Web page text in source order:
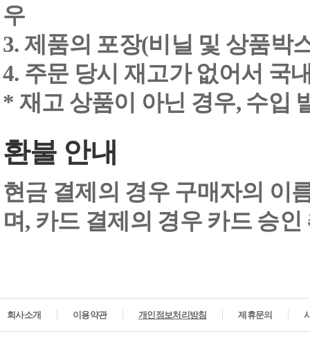
우
3. 제품의 포장(비닐 및 상품박
4. 주문 당시 재고가 없어서 국
* 재고 상품이 아닌 경우, 수입
환불 안내
현금 결제의 경우 구매자의 이
며, 카드 결제의 경우 카드 승
회사소개 이용약관 개인정보처리방침 제휴문의